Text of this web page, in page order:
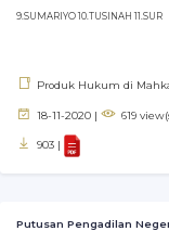
9.SUMARIYO 10.TUSINAH 11.SUR
Produk Hukum di
18-11-2020 | 619
903 |
Putusan Pengadilan